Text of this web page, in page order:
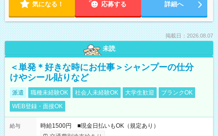
気になる！ 応募する 詳細へ
掲載日：2026.08.07
未読
＜単発＊好きな時にお仕事＞シャンプーの仕分
けやシール貼りなど
派遣 職種未経験OK 社会人未経験OK 大学生歓迎
ブランクOK
WEB登録・面接OK
給与
時給1500円 ■現金日払いもOK（規定あり）